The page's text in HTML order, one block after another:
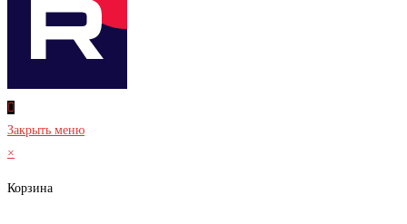
Закрыть меню
×
Корзина